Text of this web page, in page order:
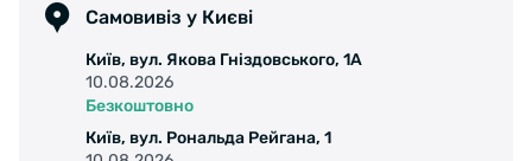
Самовивіз у Києві
Київ, вул. Якова Гніздовського, 1А
10.08.2026
Безкоштовно
Київ, вул. Рональда Рейгана, 1